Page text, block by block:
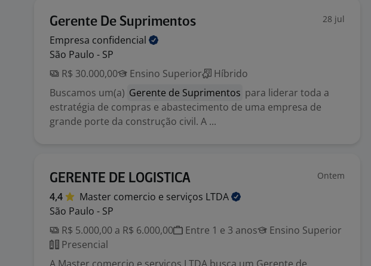
Gerente De Suprimentos 28 jul
Empresa confidencial
São Paulo - SP
R$ 30.000,00
Ensino Superior
Híbrido
Buscamos um(a) Gerente de Suprimentos para liderar toda a
estratégia de compras e abastecimento de uma empresa de
grande porte da construção civil. A ...
GERENTE DE LOGISTICA Ontem
4,4 Master comercio e serviços LTDA
São Paulo - SP
R$ 5.000,00 a R$ 6.000,00
Entre 1 e 3 anos
Ensino Superior
Presencial